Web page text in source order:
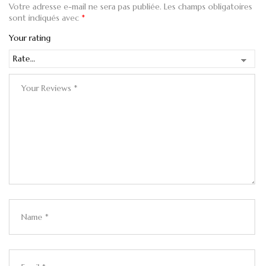
Votre adresse e-mail ne sera pas publiée. Les champs obligatoires
sont indiqués avec *
Your rating